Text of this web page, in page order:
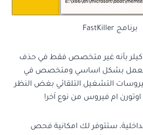
برنامج FastKiller
كيلر بأنه غير متخصص فقط في حذف
يعمل بشكل اساسي ومتخصص في
التشغيل التلقائي بغض النظر
ام فيروس من نوع اَخر!
ستتوفر لك امكانية فحص